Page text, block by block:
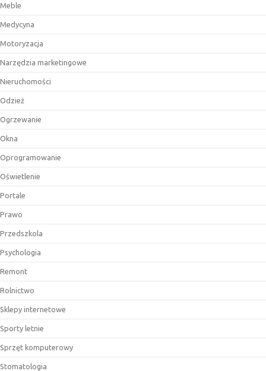
Meble
Medycyna
Motoryzacja
Narzędzia marketingowe
Nieruchomości
Odzież
Ogrzewanie
Okna
Oprogramowanie
Oświetlenie
Portale
Prawo
Przedszkola
Psychologia
Remont
Rolnictwo
Sklepy internetowe
Sporty letnie
Sprzęt komputerowy
Stomatologia